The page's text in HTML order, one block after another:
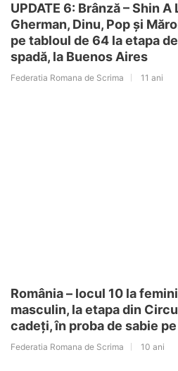
UPDATE 6: Brânză – Shin A
Gherman, Dinu, Pop și
pe tabloul de 64 la etapa
spadă, la Buenos Aires
Federatia Romana de Scrima 11 ani
România – locul 10 la
masculin, la etapa din
cadeți, în proba de sabie
Federatia Romana de Scrima 10 ani